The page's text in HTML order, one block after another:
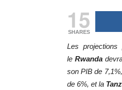
15
SHARES
Les
leRwanda
son PIB de
de 6%, et la